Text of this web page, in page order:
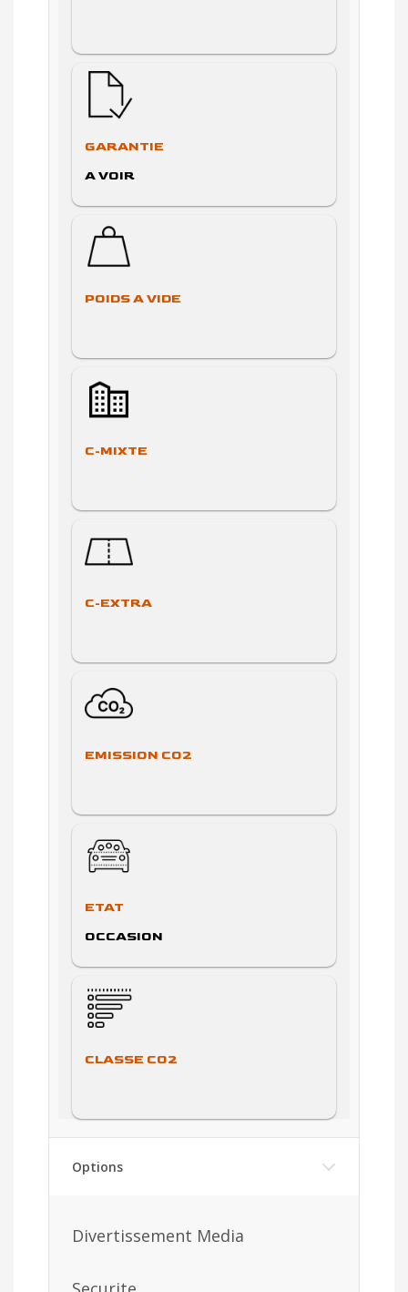
GARANTIE
A VOIR
POIDS A VIDE
C-MIXTE
C-EXTRA
EMISSION CO2
ETAT
OCCASION
CLASSE CO2
Options
Divertissement Media